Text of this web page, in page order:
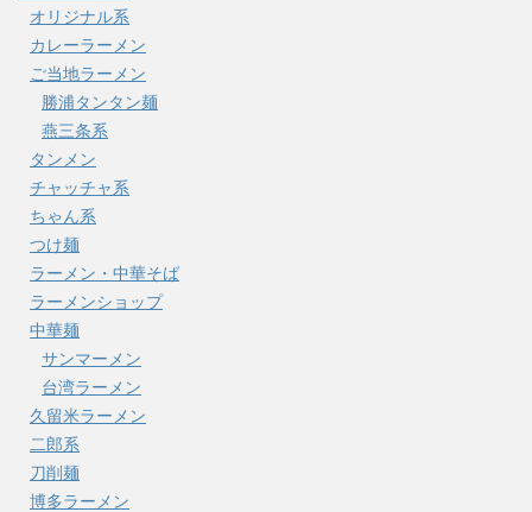
オリジナル系
カレーラーメン
ご当地ラーメン
勝浦タンタン麺
燕三条系
タンメン
チャッチャ系
ちゃん系
つけ麺
ラーメン・中華そば
ラーメンショップ
中華麺
サンマーメン
台湾ラーメン
久留米ラーメン
二郎系
刀削麺
博多ラーメン